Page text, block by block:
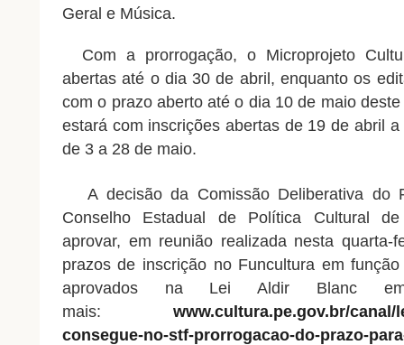
Geral e Música.
Com a prorrogação, o Microprojeto
abertas até o dia 30 de abril, enquanto os
com o prazo aberto até o dia 10 de maio
estará com inscrições abertas de 19 de abril
de 3 a 28 de maio.
A decisão da Comissão Deliberativa do
Conselho Estadual de Política Cultural de
aprovar, em reunião realizada nesta quarta-
prazos de inscrição no Funcultura em
aprovados na Lei Aldir Blanc em
mais:www.cultura.pe.gov.br/
consegue-no-stf-prorrogacao-do-prazo-